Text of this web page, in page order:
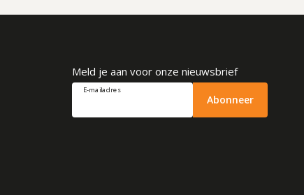
Meld je aan voor onze nieuwsbrief
E-mailadres
Abonneer